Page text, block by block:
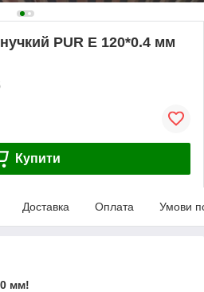
PUR E 120*0.4 мм
Купити
Доставка Оплата Умови
мм!